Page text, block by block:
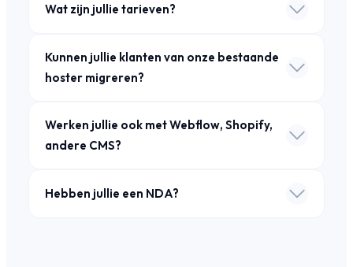
Wat zijn jullie tarieven?
Kunnen jullie klanten van onze bestaande
hoster migreren?
Werken jullie ook met Webflow, Shopify,
andere CMS?
Hebben jullie een NDA?